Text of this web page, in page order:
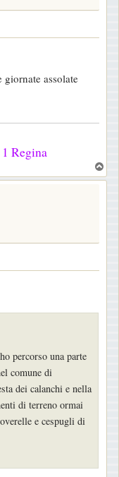
assolate
Regina
o
percorso una parte
comune di
dei calanchi e nella
di terreno ormai
e cespugli di